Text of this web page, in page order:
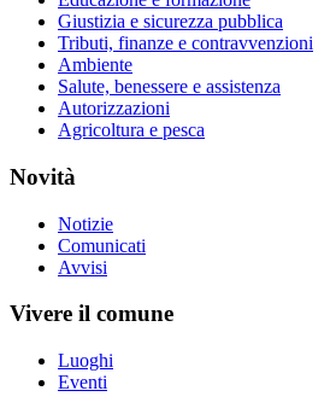
Giustizia e sicurezza pubblica
Tributi, finanze e contravvenzioni
Ambiente
Salute, benessere e assistenza
Autorizzazioni
Agricoltura e pesca
Novità
Notizie
Comunicati
Avvisi
Vivere il comune
Luoghi
Eventi